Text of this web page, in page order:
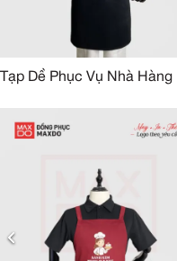
Tạp Dề Phục Vụ Nhà Hàng